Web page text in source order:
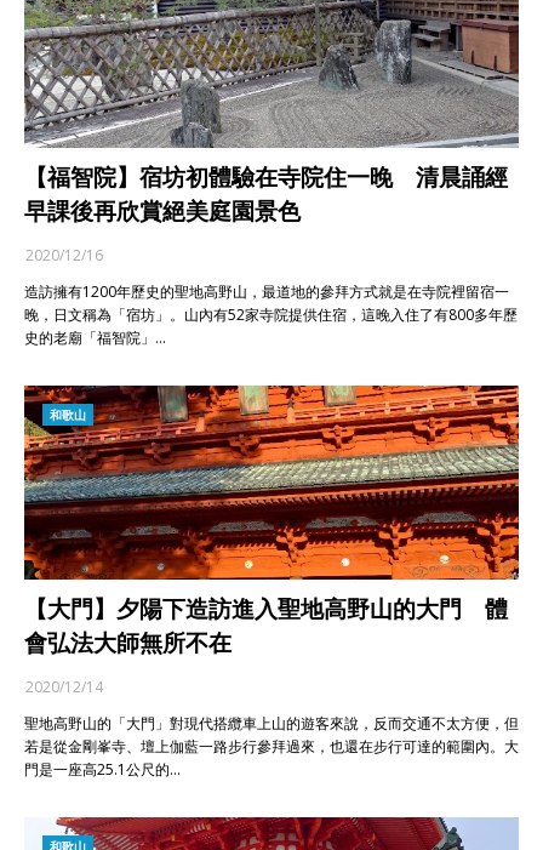
【福智院】宿坊初體驗在寺院住一晚 清晨誦經
早課後再欣賞絕美庭園景色
2020/12/16
造訪擁有1200年歷史的聖地高野山，最道地的參拜方式就是在寺院裡留宿一
晚，日文稱為「宿坊」。山內有52家寺院提供住宿，這晚入住了有800多年歷
史的老廟「福智院」…
和歌山
【大門】夕陽下造訪進入聖地高野山的大門 體
會弘法大師無所不在
2020/12/14
聖地高野山的「大門」對現代搭纜車上山的遊客來說，反而交通不太方便，但
若是從金剛峯寺、壇上伽藍一路步行參拜過來，也還在步行可達的範圍內。大
門是一座高25.1公尺的…
和歌山